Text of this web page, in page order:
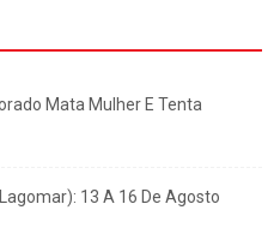
Mata Mulher E Tenta
13 A 16 De Agosto